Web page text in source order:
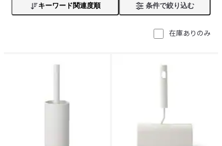
キーワード関連度順 条件で絞り込む
在庫ありのみ